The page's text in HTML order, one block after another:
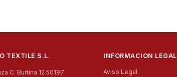
TEXTILE S.L.
C. Burtina 12 50197
INFORMACION LEGAL
Aviso Legal